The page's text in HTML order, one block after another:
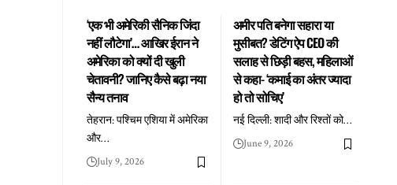
‘एक भी अमेरिकी सैनिक जिंदा
नहीं लौटेगा’… आखिर ईरान ने
अमेरिका को क्यों दी खुली
चेतावनी? जानिए कैसे बढ़ा नया
सैन्य तनाव
तेहरान: पश्चिम एशिया में अमेरिका
और…
July 9, 2026
अमीर पति बनेगा सहारा या
मुसीबत? डेटिंग ऐप CEO की
सलाह से छिड़ी बहस, महिलाओं
से कहा- ‘कमाई का अंतर ज्यादा
हो तो सोचिए’
नई दिल्ली: शादी और रिश्तों को…
June 9, 2026